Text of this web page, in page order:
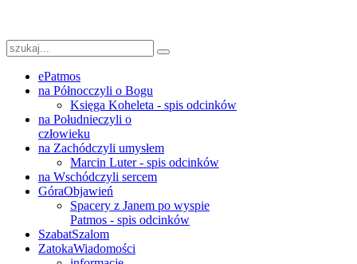
ePatmos
na Północczyli o Bogu
Księga Koheleta - spis odcinków
na Południeczyli o
człowieku
na Zachódczyli umysłem
Marcin Luter - spis odcinków
na Wschódczyli sercem
GóraObjawień
Spacery z Janem po wyspie
Patmos - spis odcinków
SzabatSzalom
ZatokaWiadomości